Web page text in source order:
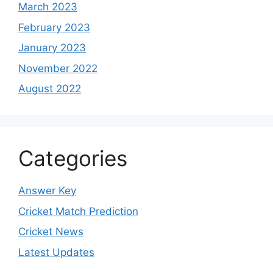
March 2023
February 2023
January 2023
November 2022
August 2022
Categories
Answer Key
Cricket Match Prediction
Cricket News
Latest Updates